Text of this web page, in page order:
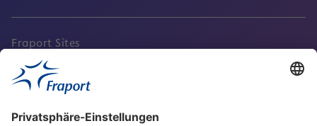
Fraport Sites
Aktuell